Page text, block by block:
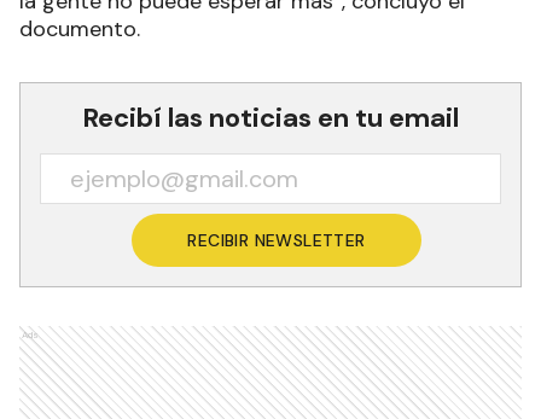
documento.
Recibí las noticias en tu email
RECIBIR NEWSLETTER
Ads